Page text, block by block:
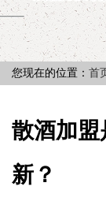
您现在的位置： 首
散酒加盟
新？